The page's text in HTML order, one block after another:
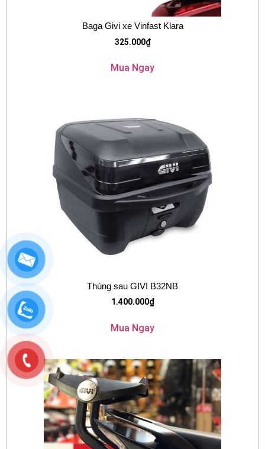
Baga Givi xe Vinfast Klara
325.000₫
Mua Ngay
Thùng sau GIVI B32NB
1.400.000₫
Mua Ngay